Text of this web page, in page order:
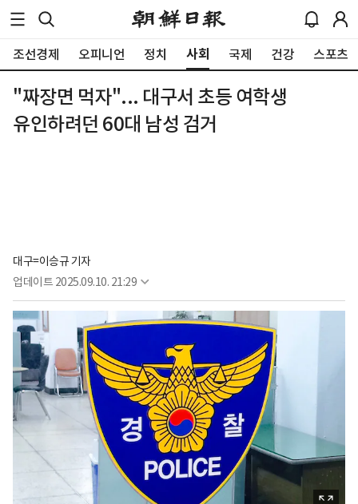
조선경제 오피니언 정치 사회 국제 건강 스포츠
"짜장면 먹자"... 대구서 초등 여학생
유인하려던 60대 남성 검거
대구=이승규 기자
업데이트 2025.09.10. 21:29